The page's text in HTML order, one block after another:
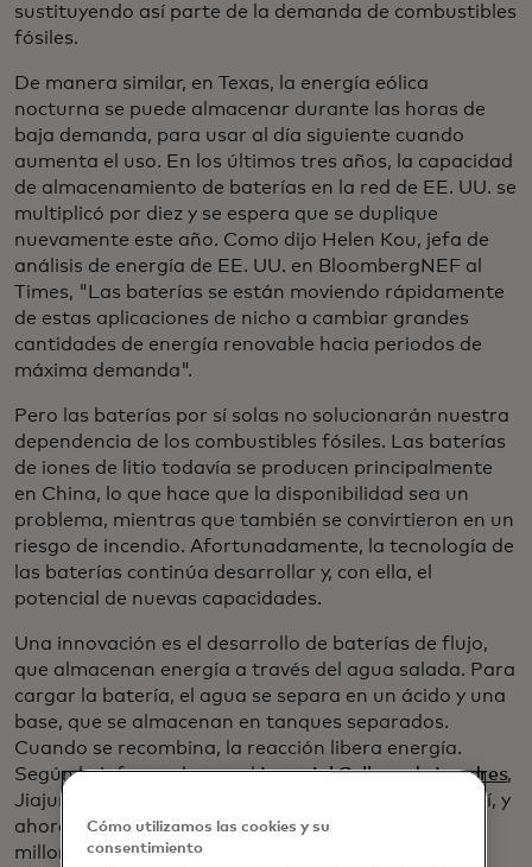
sustituyendo así parte de la demanda de combustibles
fósiles.
De manera similar, en Texas, la energía eólica
nocturna se puede almacenar durante las horas de
baja demanda, para usar al día siguiente cuando
aumenta el uso. En los últimos tres años, la capacidad
de almacenamiento de baterías en la red de EE. UU. se
multiplicó por diez y se espera que se duplique
nuevamente este año. Como dijo Helen Kou, jefa de
análisis de energía de EE. UU. en BloombergNEF al
Times, "Las baterías se están moviendo rápidamente
de estas aplicaciones de nicho a cambiar grandes
cantidades de energía renovable hacia periodos de
máxima demanda".
Pero las baterías por sí solas no solucionarán nuestra
dependencia de los combustibles fósiles. Las baterías
de iones de litio todavía se producen principalmente
en China, lo que hace que la disponibilidad sea un
problema, mientras que también se convirtieron en un
riesgo de incendio. Afortunadamente, la tecnología de
las baterías continúa desarrollar y, con ella, el
potencial de nuevas capacidades.
Una innovación es el desarrollo de baterías de flujo,
que almacenan energía a través del agua salada. Para
cargar la batería, el agua se separa en un ácido y una
base, que se almacenan en tanques separados.
Cuando se recombina, la reacción libera energía.
Según lo informado por elImperial College de Londres,
Jiajun Cen desarrolló la idea mientras estudiaba allí, y
ahora lidera AquaBattery, que acaba de recibir 6
millones de euros en inversión inicial para ayudar a
Cómo utilizamos las cookies y su
consentimiento